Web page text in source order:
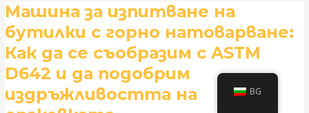
Машина за изпитване на
бутилки с горно натоварване:
Как да се съобразим с ASTM
D642 и да подобрим
издръжливостта на
Машина
за
изпитване
на
бутилки
с
горно
BG